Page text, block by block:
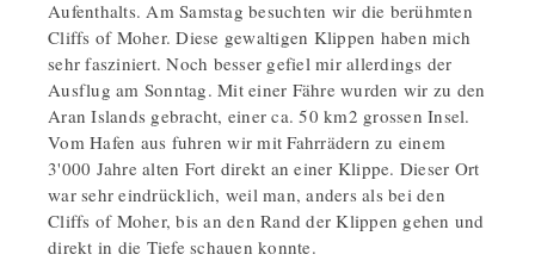
Aufenthalts. Am Samstag besuchten wir die berühmten
Cliffs of Moher. Diese gewaltigen Klippen haben mich
sehr fasziniert. Noch besser gefiel mir allerdings der
Ausflug am Sonntag. Mit einer Fähre wurden wir zu den
Aran Islands gebracht, einer ca. 50 km2 grossen Insel.
Vom Hafen aus fuhren wir mit Fahrrädern zu einem
3'000 Jahre alten Fort direkt an einer Klippe. Dieser Ort
war sehr eindrücklich, weil man, anders als bei den
Cliffs of Moher, bis an den Rand der Klippen gehen und
direkt in die Tiefe schauen konnte.